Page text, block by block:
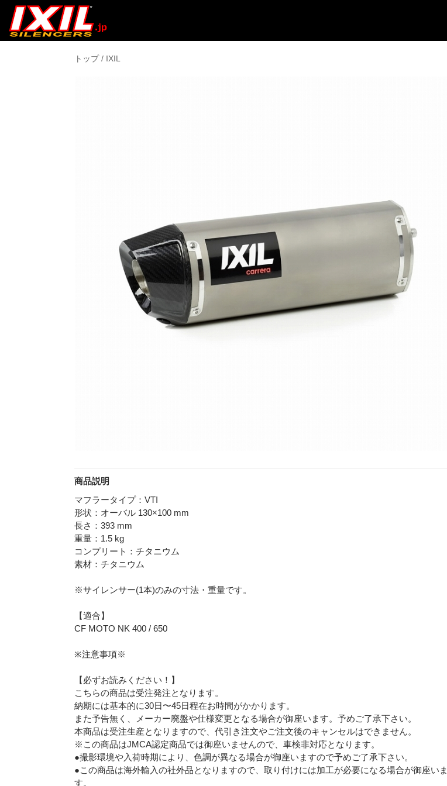
トップ/ IXIL
商品説明
マフラータイプ：VTI
形状：オーバル 130×100 mm
長さ：393 mm
重量：1.5 kg
コンプリート：チタニウム
素材：チタニウム
※サイレンサー(1本)のみの寸法・重量です。
【適合】
CF MOTO NK 400 / 650
※注意事項※
【必ずお読みください！】
こちらの商品は受注発注となります。
納期には基本的に30日〜45日程在お時間がかかります。
また予告無く、メーカー廃盤や仕様変更となる場合が御座います。予めご了承下さい。
本商品は受注生産となりますので、代引き注文やご注文後のキャンセルはできません。
※この商品はJMCA認定商品では御座いませんので、車検非対応となります。
●撮影環境や入荷時期により、色調が異なる場合が御座いますので予めご了承下さい。
●この商品は海外輸入の社外品となりますので、取り付けには加工が必要になる場合が御座いま
す。